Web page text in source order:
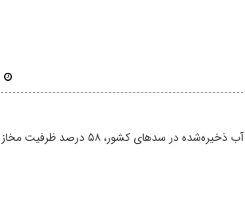
در زمان حاضر با وجود ۳۰.۰۹ میلیارد مترمکعب آب ذخیره‌شده در